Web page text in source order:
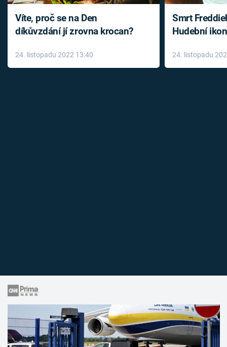
Časopis
Sledujte prima+
Přihlášení
Víte, proč se na Den
díkůvzdání jí zrovna krocan?
24. listopadu 2022 13:40
Smrt
Hudební
léky
24. listopadu